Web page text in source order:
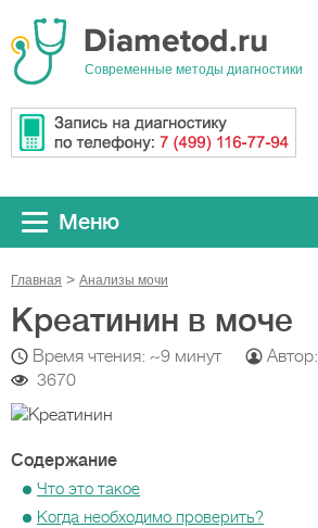
Cовременные методы диагностики
Меню
Главная Анализы мочи
Креатинин в моче
Время чтения: ~9 минут Автор:
3670
Содержание
Что это такое
Когда необходимо проверить?